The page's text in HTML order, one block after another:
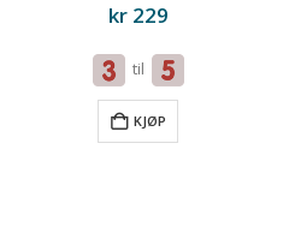
kr229
til
KJØP